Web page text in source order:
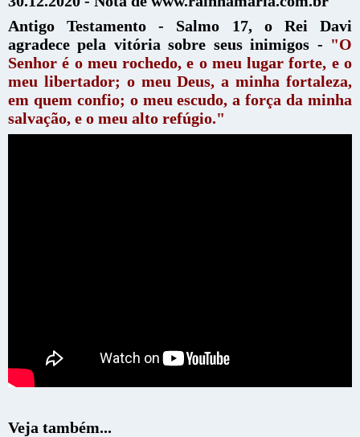
Antigo Testamento - Salmo 17, o Rei Davi
agradece pela vitória sobre seus inimigos - "O
Senhor é o meu rochedo, e o meu lugar forte, e o
meu libertador; o meu Deus, a minha fortaleza,
em quem confio; o meu escudo, a força da minha
salvação, e o meu alto refúgio."
Veja também...